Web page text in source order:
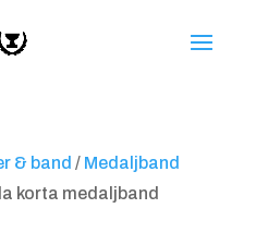
& band / Medaljband
korta medaljband